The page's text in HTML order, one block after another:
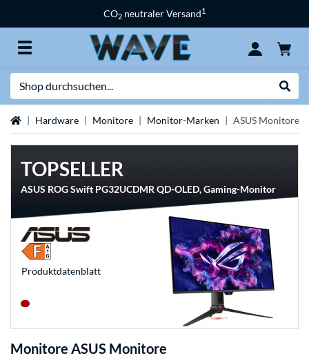
CO2 neutraler Versand1
StartseiteHardware Monitore Monitor-Marken ASUS Monitore
TOPSELLER
ASUS ROG Swift PG32UCDMR QD-OLED, Gaming-Monitor
Produkt­datenblatt
Monitore ASUS Monitore